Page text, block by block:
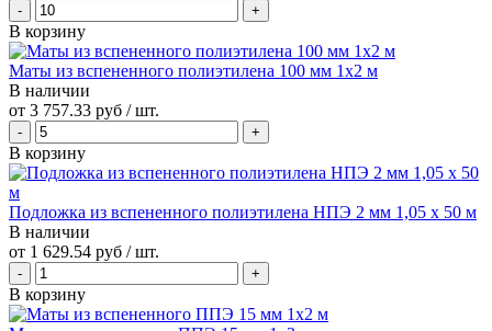
В корзину
Маты из вспененного полиэтилена 100 мм 1x2 м
В наличии
от 3 757.33 руб / шт.
В корзину
Подложка из вспененного полиэтилена НПЭ 2 мм 1,05 х 50 м
В наличии
от 1 629.54 руб / шт.
В корзину